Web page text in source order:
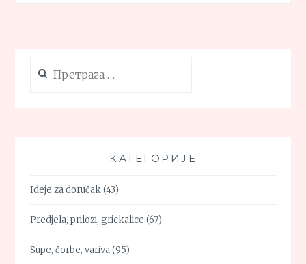
за:
КАТЕГОРИЈЕ
Ideje za doručak(43)
Predjela, prilozi, grickalice (67)
Supe, čorbe, variva(95)